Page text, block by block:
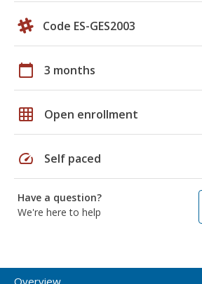
Code ES-GES2003
calendar_today 3 months
grid_on Open enrollment
speed Self paced
Have a question?
We're here to help
Overview